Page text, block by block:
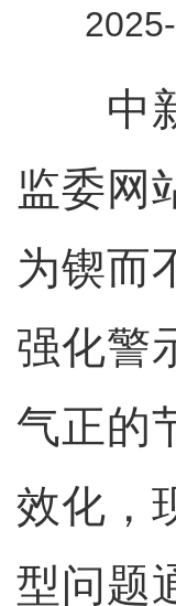
中新
监委网
为锲而
强化警
气正的
效化，
型问题